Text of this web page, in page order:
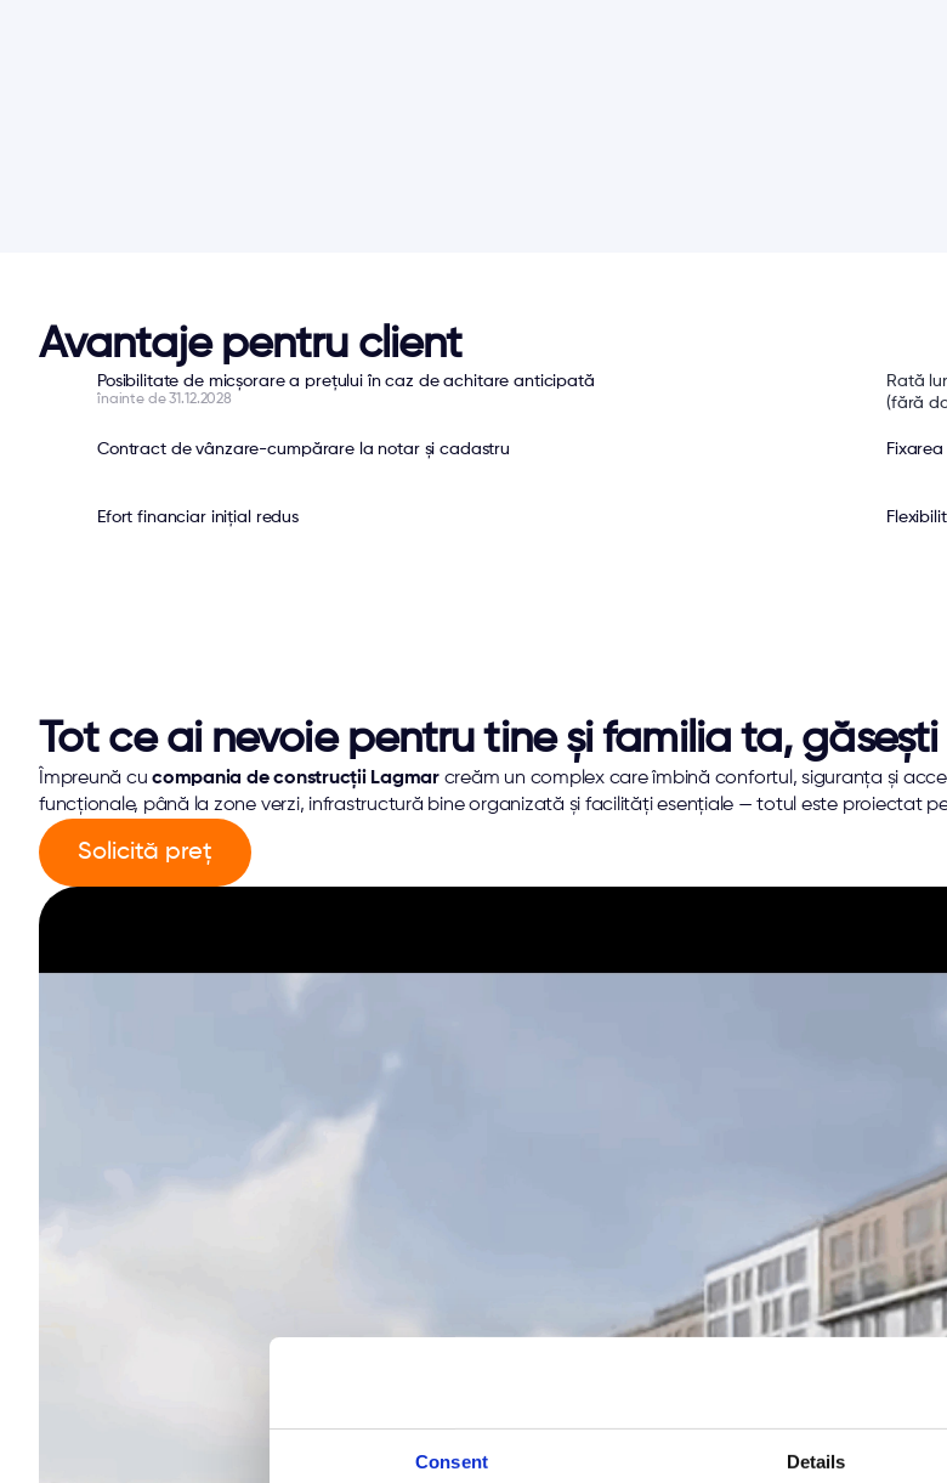
Consent Details
Avantaje pentru client
Posibilitate de micșorare a prețului în caz de achitare anticipată
înainte de 31.12.2028
Rată
(fără
Contract de vânzare-cumpărare la notar și cadastru
Efort financiar inițial redus
Tot ce ai nevoie pentru tine și familia ta, găsești
Împreună cu compania de construcții Lagmar creăm un complex care îmbină confortul, siguranța și
funcționale, până la zone verzi, infrastructură bine organizată și facilități esențiale — totul este proiectat
Solicită preț